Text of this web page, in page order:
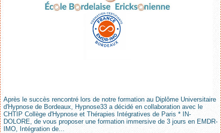
Après le succès rencontré lors de notre formation au Diplôme Universitaire
d'Hypnose de Bordeaux, Hypnose33 a décidé en collaboration avec le
CHTIP Collège d'Hypnose et Thérapies Intégratives de Paris * IN-
DOLORE, de vous proposer une formation immersive de 3 jours en EMDR-
IMO, Intégration de...